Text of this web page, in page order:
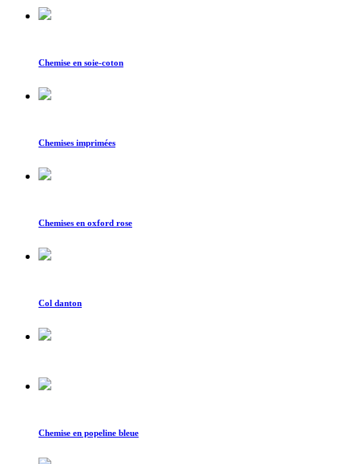
Chemise en soie-coton
Chemises imprimées
Chemises en oxford rose
Col danton
Chemise en popeline bleue